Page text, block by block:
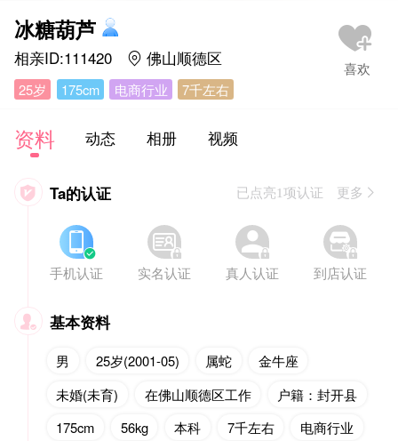
冰糖葫芦
相亲ID:111420  佛山顺德区
25岁 175cm 电商行业 7千左右
资料 动态 相册 视频
 Ta的认证 已点亮1项认证 更多


手机认证


实名认证


真人认证


到店认证
 基本资料
男 25岁(2001-05) 属蛇
金牛座
未婚(未育)
在佛山顺德区工作
户籍：封开县
175cm
56kg 本科 7千左右
电商行业